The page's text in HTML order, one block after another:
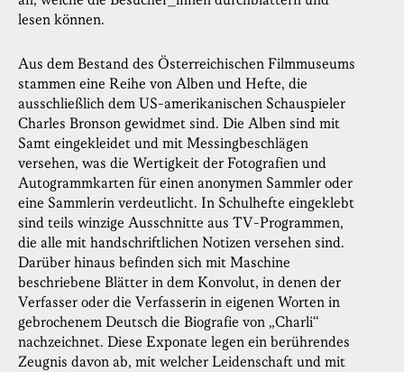
lesen können.
Aus dem Bestand des Österreichischen Filmmuseums
stammen eine Reihe von Alben und Hefte, die
ausschließlich dem US-amerikanischen Schauspieler
Charles Bronson gewidmet sind. Die Alben sind mit
Samt eingekleidet und mit Messingbeschlägen
versehen, was die Wertigkeit der Fotografien und
Autogrammkarten für einen anonymen Sammler oder
eine Sammlerin verdeutlicht. In Schulhefte eingeklebt
sind teils winzige Ausschnitte aus TV-Programmen,
die alle mit handschriftlichen Notizen versehen sind.
Darüber hinaus befinden sich mit Maschine
beschriebene Blätter in dem Konvolut, in denen der
Verfasser oder die Verfasserin in eigenen Worten in
gebrochenem Deutsch die Biografie von „Charli“
nachzeichnet. Diese Exponate legen ein berührendes
Zeugnis davon ab, mit welcher Leidenschaft und mit